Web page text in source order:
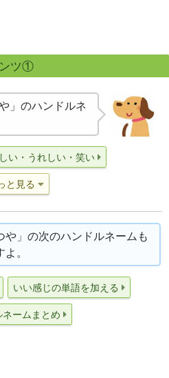
ツ①
」のハンドルネ
い・うれしい・笑い
と見る
や」の次のハンドルネームも
。
いい感じの単語を加える
ネームまとめ